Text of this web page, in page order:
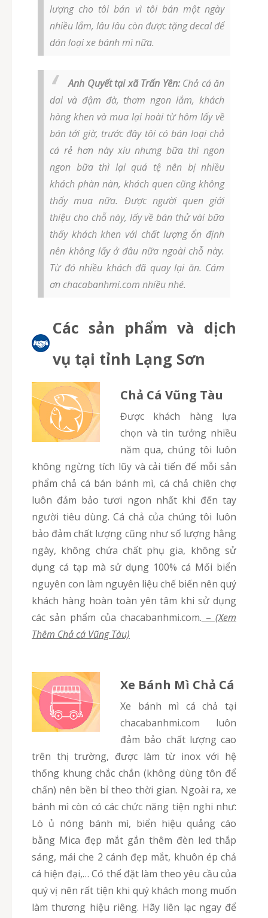
lượng cho tôi bán vì tôi bán một ngày
nhiều lắm, lâu lâu còn được tặng decal để
dán loại xe bánh mì nữa.
Anh Quyết tại xã Trấn Yên:Chả cá ăn
dai và đậm đà, thơm ngon lắm, khách
hàng khen và mua lại hoài từ hôm lấy về
bán tới giờ, trước đây tôi có bán loại chả
cá rẻ hơn này xíu nhưng bữa thì ngon
ngon bữa thì lại quá tệ nên bị nhiều
khách phàn nàn, khách quen cũng không
thấy mua nữa. Được người quen giới
thiệu cho chỗ này, lấy về bán thử vài bữa
thấy khách khen với chất lượng ổn định
nên không lấy ở đâu nữa ngoài chỗ này.
Từ đó nhiều khách đã quay lại ăn. Cám
ơn chacabanhmi.com nhiều nhé.
Các sản phẩm và dịch
vụ tại tỉnh Lạng Sơn
Chả Cá Vũng Tàu
Được khách hàng lựa
chọn và tin tưởng nhiều
năm qua, chúng tôi luôn
không ngừng tích lũy và cải tiến để mỗi sản
phẩm chả cá bán bánh mì, cá chả chiên chợ
luôn đảm bảo tươi ngon nhất khi đến tay
người tiêu dùng. Cá chả của chúng tôi luôn
bảo đảm chất lượng cũng như số lượng hằng
ngày, không chứa chất phụ gia, không sử
dụng cá tạp mà sử dụng 100% cá Mối biển
nguyên con làm nguyên liệu chế biến nên quý
khách hàng hoàn toàn yên tâm khi sử dụng
các sản phẩm của chacabanhmi.com. –(Xem
Thêm Chả cá Vũng Tàu)
Xe Bánh Mì Chả Cá
Xe bánh mì cá chả tại
chacabanhmi.com luôn
đảm bảo chất lượng cao
trên thị trường, được làm từ inox với hệ
thống khung chắc chắn (không dùng tôn để
chấn) nên bền bỉ theo thời gian. Ngoài ra, xe
bánh mì còn có các chức năng tiện nghi như:
Lò ủ nóng bánh mì, biển hiệu quảng cáo
bằng Mica đẹp mắt gắn thêm đèn led thắp
sáng, mái che 2 cánh đẹp mắt, khuôn ép chả
cá hiện đại,… Có thể đặt làm theo yêu cầu của
quý vị nên rất tiện khi quý khách mong muốn
làm thương hiệu riêng. Hãy liên lạc ngay để